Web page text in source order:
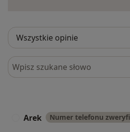
Szukaj w opiniach
Arek Numer telefonu